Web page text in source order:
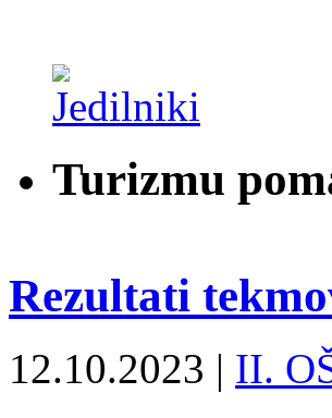
Turizmu
Rezultati
12.10.2023 | II.